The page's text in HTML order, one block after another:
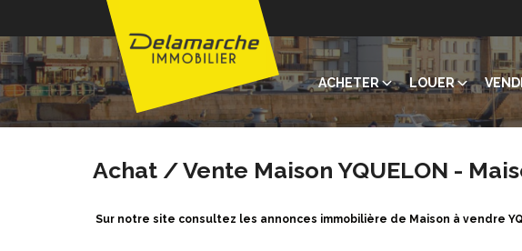
ACHETER LOUER
Achat / Vente Maison YQUELON -
Sur notre site consultez les annonces immobilière de Maison à vendre